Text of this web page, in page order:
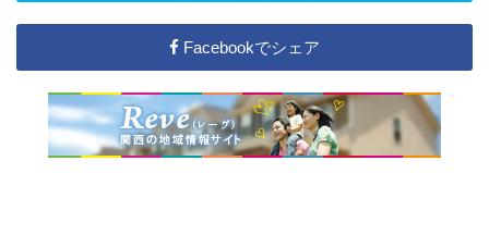
Facebookでシェア